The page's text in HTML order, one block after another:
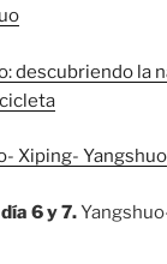
descubriendo la
Xiping- Yangshuo
6 y 7.